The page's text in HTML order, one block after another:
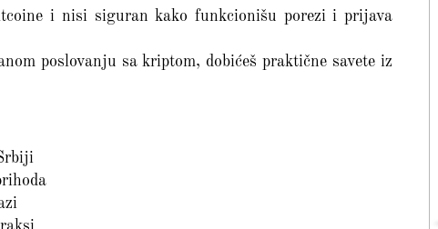
i nisi siguran kako funkcionišu porezi i prijava
poslovanju sa kriptom, dobićeš praktične savete iz